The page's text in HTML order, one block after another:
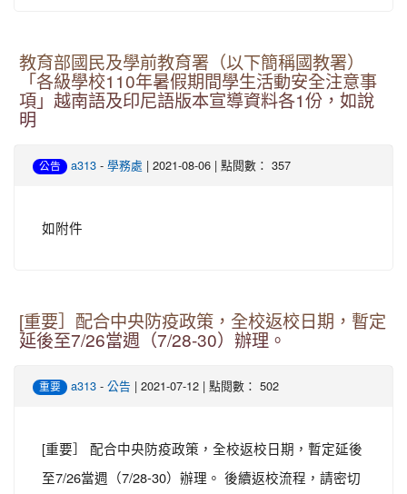
教育部國民及學前教育署（以下簡稱國教署）
「各級學校110年暑假期間學生活動安全注意事
項」越南語及印尼語版本宣導資料各1份，如說
明
公告 a313 - 學務處 | 2021-08-06 | 點閱數： 357
如附件
[重要］配合中央防疫政策，全校返校日期，暫定
延後至7/26當週（7/28-30）辦理。
重要 a313 - 公告 | 2021-07-12 | 點閱數： 502
[重要］ 配合中央防疫政策，全校返校日期，暫定延後
至7/26當週（7/28-30）辦理。 後續返校流程，請密切